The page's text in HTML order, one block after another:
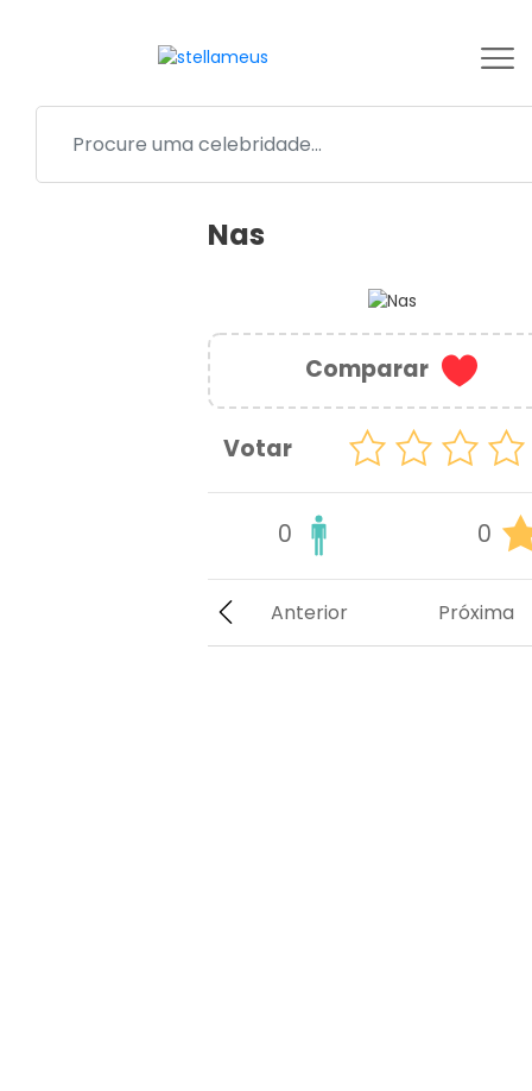
Nas
Comparar
Votar
0 0
Próxima
Anterior